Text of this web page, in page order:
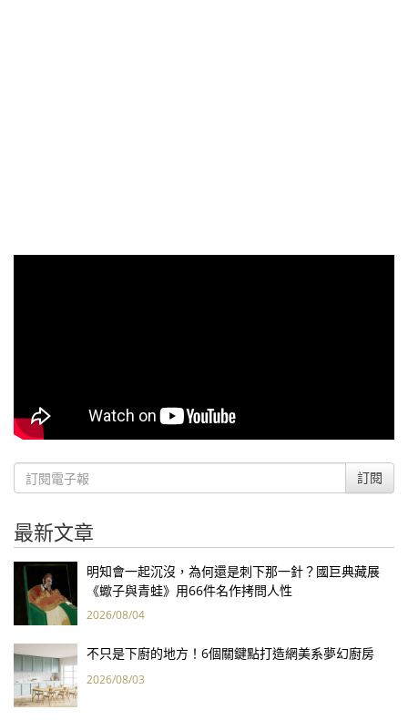
訂閱
最新文章
明知會一起沉沒，為何還是刺下那一針？國巨典藏展
《蠍子與青蛙》用66件名作拷問人性
2026/08/04
不只是下廚的地方！6個關鍵點打造網美系夢幻廚房
2026/08/03